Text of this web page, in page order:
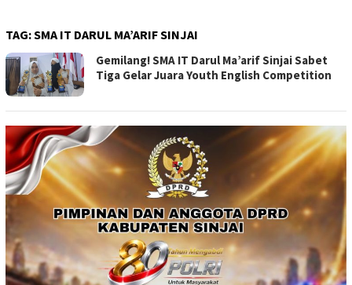
TAG:SMA IT DARUL MA’ARIF SINJAI
Gemilang! SMA IT Darul Ma’arif Sinjai Sabet
Tiga Gelar Juara Youth English Competition